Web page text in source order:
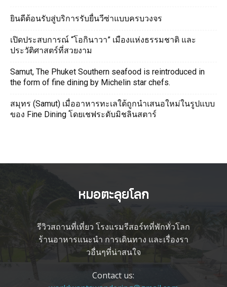
ยินดีต้อนรับสู่บริการรับยื่นวีซ่าแบบครบวงจร
เปิดประสบการณ์ “โอกินาวา” เมืองแห่งธรรมชาติ และ
ประวัติศาสตร์ที่สวยงาม
Samut, The Phuket Southern seafood is reintroduced in
the form of fine dining by Michelin star chefs.
สมุทร (Samut) เมื่ออาหารทะเลใต้ถูกนำเสนอใหม่ในรูปแบบ
ของ Fine Dining โดยเชฟระดับมิชลินสตาร์
รีวิวสถานที่เที่ยว โรงแรมรีสอร์ทที่พักทั่วโลก
ร้านอาหารแนะนำ การเดินทาง และเรื่องรา
วอื่นๆที่น่าสนใจ
Contact us: